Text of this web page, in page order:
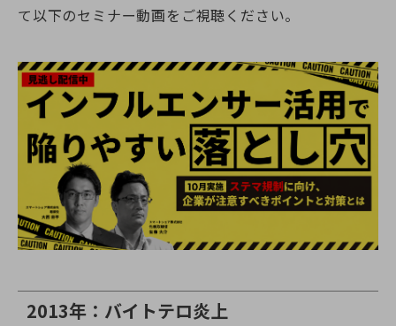
て以下のセミナー動画をご視聴ください。
2013年：バイトテロ炎上